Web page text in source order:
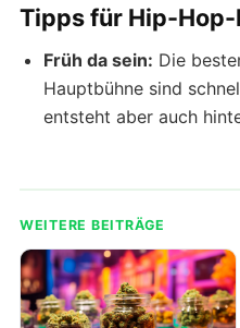
Tipps für Hip-
Früh da sein: Die
Hauptbühne sind
entsteht aber auch
WEITERE BEITRÄGE